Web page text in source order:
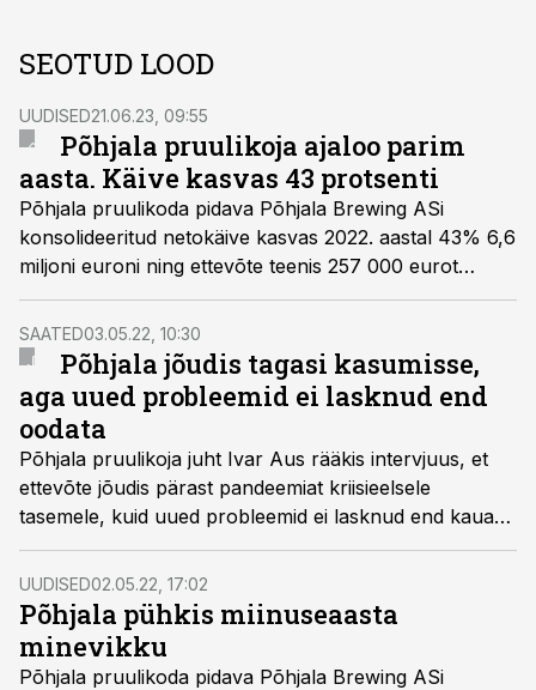
SEOTUD LOOD
UUDISED21.06.23, 09:55
Põhjala pruulikoja ajaloo parim
aasta. Käive kasvas 43 protsenti
Põhjala pruulikoda pidava Põhjala Brewing ASi
konsolideeritud netokäive kasvas 2022. aastal 43% 6,6
miljoni euroni ning ettevõte teenis 257 000 eurot
puhaskasumit. Pruulikoda suurendas aastaga
tootmismahtu 27% ning tootis kokku 11 300 hektoliitrit
õlut.
SAATED03.05.22, 10:30
Põhjala jõudis tagasi kasumisse,
aga uued probleemid ei lasknud end
oodata
Põhjala pruulikoja juht Ivar Aus rääkis intervjuus, et
ettevõte jõudis pärast pandeemiat kriisieelsele
tasemele, kuid uued probleemid ei lasknud end kaua
oodata.
UUDISED02.05.22, 17:02
Põhjala pühkis miinuseaasta
minevikku
Põhjala pruulikoda pidava Põhjala Brewing ASi